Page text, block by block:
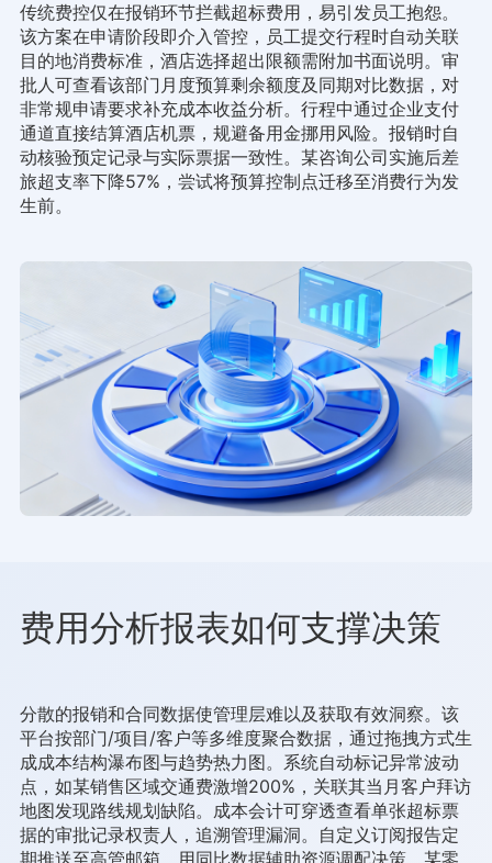
传统费控仅在报销环节拦截超标费用，易引发员工抱怨。
该方案在申请阶段即介入管控，员工提交行程时自动关联
目的地消费标准，酒店选择超出限额需附加书面说明。审
批人可查看该部门月度预算剩余额度及同期对比数据，对
非常规申请要求补充成本收益分析。行程中通过企业支付
通道直接结算酒店机票，规避备用金挪用风险。报销时自
动核验预定记录与实际票据一致性。某咨询公司实施后差
旅超支率下降57%，尝试将预算控制点迁移至消费行为发
生前。
费用分析报表如何支撑决策
分散的报销和合同数据使管理层难以及获取有效洞察。该
平台按部门/项目/客户等多维度聚合数据，通过拖拽方式生
成成本结构瀑布图与趋势热力图。系统自动标记异常波动
点，如某销售区域交通费激增200%，关联其当月客户拜访
地图发现路线规划缺陷。成本会计可穿透查看单张超标票
据的审批记录权责人，追溯管理漏洞。自定义订阅报告定